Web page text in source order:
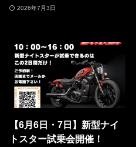
2026年7月3日
【6月6日・7日】新型ナイ
トスター試乗会開催！